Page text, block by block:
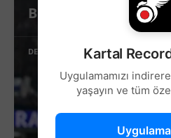
Beşiktaş’ta Sağ
DEVAMINI OKUKartal
Uygulamamızı
yaşayın ve tüm